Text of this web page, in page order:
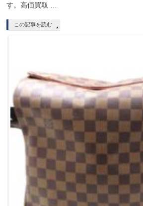
す。高価買取 …
この記事を読む